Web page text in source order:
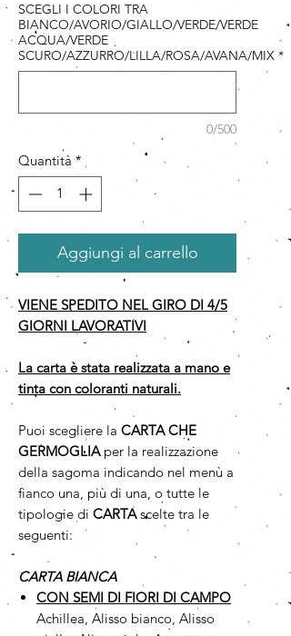
SCEGLI I COLORI TRA
BIANCO/AVORIO/GIALLO/VERDE/VERDE
ACQUA/VERDE
SCURO/AZZURRO/LILLA/ROSA/AVANA/MIX *
0/500
Quantità *
Aggiungi al carrello
VIENE SPEDITO NEL GIRO DI 4/5
GIORNI LAVORATIVI
La carta è stata realizzata a mano e
tinta con coloranti naturali.
Puoi scegliere la CARTA CHE
GERMOGLIAper la realizzazione
della sagoma indicando nel menù a
fianco una, più di una, o tutte le
tipologie di CARTAscelte tra le
seguenti:
CARTA BIANCA
CON SEMI DI FIORI DI CAMPO
Achillea, Alisso bianco, Alisso